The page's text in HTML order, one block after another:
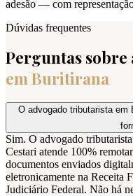
adesão — com
Dúvidas frequentes
Perguntas
emBuritirana
O advogado tributarista em
Sim. O advogado
Cestari atende 100%
documentos enviados
eletronicamente na
Judiciário Federal. Não há